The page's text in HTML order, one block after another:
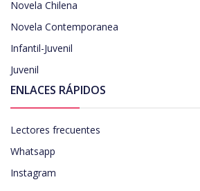
Novela Chilena
Novela Contemporanea
Infantil-Juvenil
Juvenil
ENLACES RÁPIDOS
Lectores frecuentes
Whatsapp
Instagram